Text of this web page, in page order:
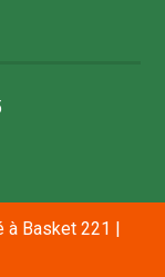
Basket 221